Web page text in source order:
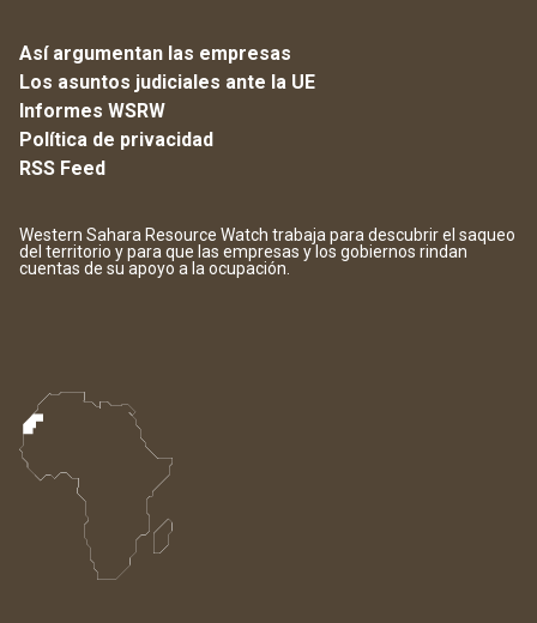
Así argumentan las empresas
Los asuntos judiciales ante la UE
Informes WSRW
Política de privacidad
RSS Feed
Western Sahara Resource Watch trabaja para descubrir el saqueo
del territorio y para que las empresas y los gobiernos rindan
cuentas de su apoyo a la ocupación.